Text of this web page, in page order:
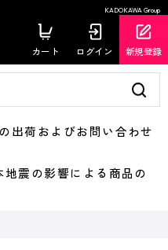
KADOKAWA Group
カート ログイン 新規登録
荷およびお問い合わせ
震の影響による商品の